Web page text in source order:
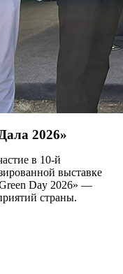
2026»
в 10-й
выставке
Day 2026» —
страны.